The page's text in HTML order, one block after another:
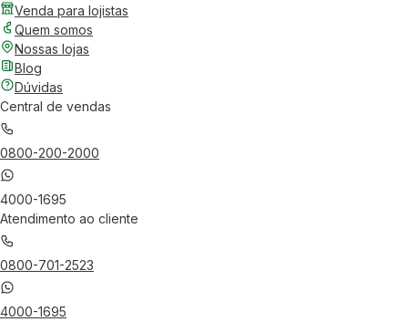
Venda para lojistas
Quem somos
Nossas lojas
Blog
Dúvidas
Central de vendas
0800-200-2000
4000-1695
Atendimento ao cliente
0800-701-2523
4000-1695